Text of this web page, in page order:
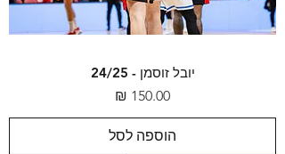
יובל זוסמן - 24/25
מחיר
הוספה לסל